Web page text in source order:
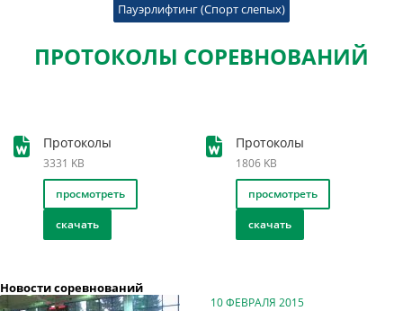
Пауэрлифтинг (Спорт слепых)
ПРОТОКОЛЫ СОРЕВНОВАНИЙ
Протоколы
3331 KB
просмотреть
скачать
Протоколы
1806 KB
просмотреть
скачать
Новости соревнований
10 ФЕВРАЛЯ 2015